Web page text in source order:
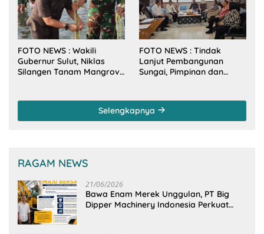
FOTO NEWS : Wakili
Gubernur Sulut, Niklas
Silangen Tanam Mangrove
FOTO NEWS : Tindak
Lanjut Pembangunan
Sungai, Pimpinan dan
Kementerian PU-RI
Selengkapnya
RAGAM NEWS
21/06/2026
Bawa Enam Merek Unggulan, PT Big
Dipper Machinery Indonesia Perkuat